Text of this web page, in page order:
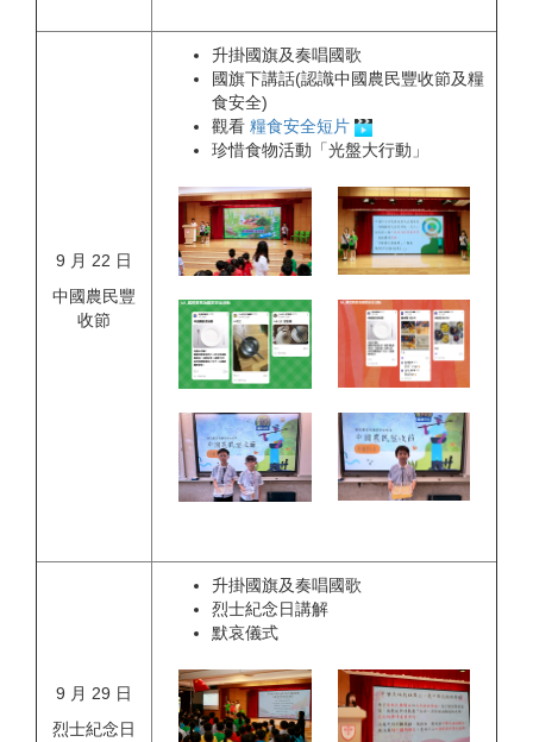
9 月 22 日
中國農民豐
收節
升掛國旗及奏唱國歌
國旗下講話(認識中國農民豐收節及糧
食安全)
觀看 糧食安全短片
珍惜食物活動「光盤大行動」
9 月 29 日
烈士紀念日
升掛國旗及奏唱國歌
烈士紀念日講解
默哀儀式